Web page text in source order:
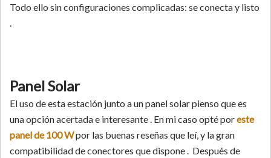
Todo ello sin configuraciones complicadas: se conecta y listo
Panel Solar
El uso de esta estación junto a un panel solar pienso que es
una opción acertada e interesante . En mi caso opté poreste
panel de 100 Wpor las buenas reseñas que leí, y la gran
compatibilidad de conectores que dispone . Después de